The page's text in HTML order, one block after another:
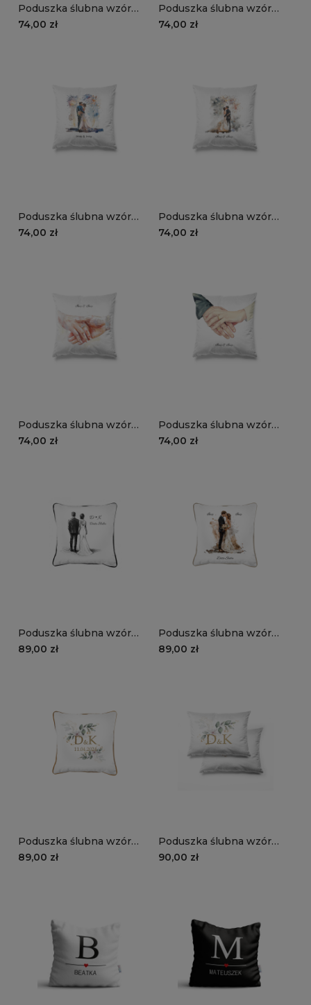
Poduszka ślubna wzór
LS16 | sala balowa
74,00 zł
Poduszka ślubna wzór
LS14 | młoda para
74,00 zł
Poduszka ślubna wzór
LS13 | noworoczni
74,00 zł
Poduszka ślubna wzór
LS12 | nowożeńcy
74,00 zł
Poduszka ślubna wzór
LS11 | akwarelowe dłonie
74,00 zł
Poduszka ślubna wzór
LS10 | splecione dłonie
74,00 zł
Poduszka ślubna wzór
LS09 | szkicowana młoda
89,00 zł
Poduszka ślubna wzór
LS08 | akwarelowa młoda
89,00 zł
Poduszka ślubna wzór
LS07 | subtelne ślubne
89,00 zł
Poduszka ślubna wzór
LS07 | subtelne ślubne
90,00 zł